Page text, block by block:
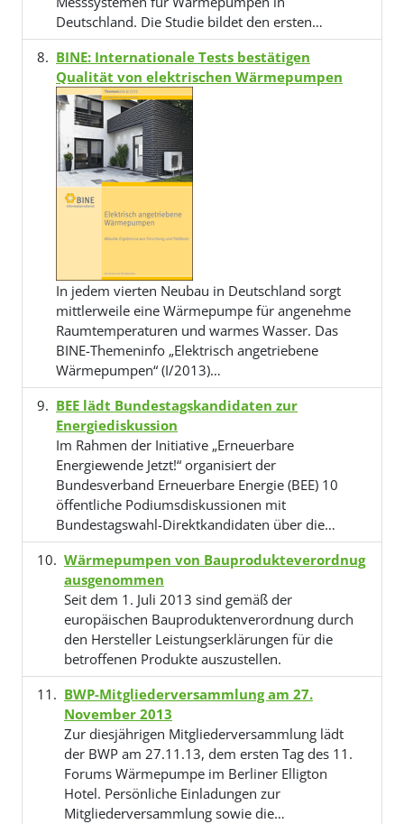
Deutschland. Die Studie bildet den ersten…
BINE: Internationale Tests bestätigen
Qualität von elektrischen Wärmepumpen
In jedem vierten Neubau in Deutschland sorgt
mittlerweile eine Wärmepumpe für angenehme
Raumtemperaturen und warmes Wasser. Das
BINE-Themeninfo „Elektrisch angetriebene
Wärmepumpen“ (I/2013)…
BEE lädt Bundestagskandidaten zur
Energiediskussion
Im Rahmen der Initiative „Erneuerbare
Energiewende Jetzt!“ organisiert der
Bundesverband Erneuerbare Energie (BEE) 10
öffentliche Podiumsdiskussionen mit
Bundestagswahl-Direktkandidaten über die…
Wärmepumpen von Bauprodukteverordnug
ausgenommen
Seit dem 1. Juli 2013 sind gemäß der
europäischen Bauproduktenverordnung durch
den Hersteller Leistungserklärungen für die
betroffenen Produkte auszustellen.
BWP-Mitgliederversammlung am 27.
November 2013
Zur diesjährigen Mitgliederversammlung lädt
der BWP am 27.11.13, dem ersten Tag des 11.
Forums Wärmepumpe im Berliner Elligton
Hotel. Persönliche Einladungen zur
Mitgliederversammlung sowie die…